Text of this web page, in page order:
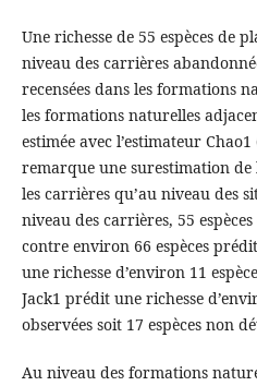
Une richesse de 55 espèces de
niveau des carrières
recensées dans les formations
les formations naturelles
estimée avec l’estimateur
remarque une surestimation de
les carrières qu’au niveau des
niveau des carrières, 55
contre environ 66 espèces
une richesse d’environ 11
Jack1 prédit une richesse
observées soit 17 espèces non
Au niveau des formations